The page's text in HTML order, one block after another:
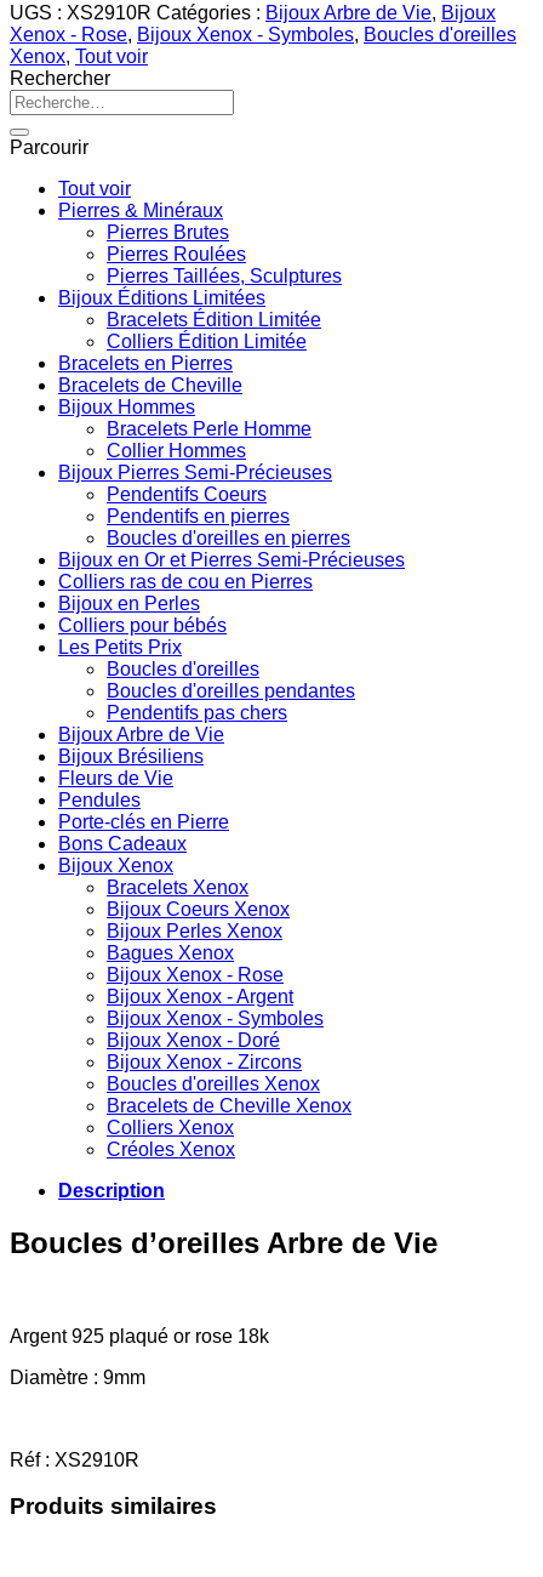
UGS : XS2910R Catégories : Bijoux Arbre de Vie, Bijoux
Xenox - Rose, Bijoux Xenox - Symboles, Boucles d'oreilles
Xenox, Tout voir
Rechercher
Recherche
pour :
Parcourir
Tout voir
Pierres & Minéraux
Pierres Brutes
Pierres Roulées
Pierres Taillées, Sculptures
Bijoux Éditions Limitées
Bracelets Édition Limitée
Colliers Édition Limitée
Bracelets en Pierres
Bracelets de Cheville
Bijoux Hommes
Bracelets Perle Homme
Collier Hommes
Bijoux Pierres Semi-Précieuses
Pendentifs Coeurs
Pendentifs en pierres
Boucles d'oreilles en pierres
Bijoux en Or et Pierres Semi-Précieuses
Colliers ras de cou en Pierres
Bijoux en Perles
Colliers pour bébés
Les Petits Prix
Boucles d'oreilles
Boucles d'oreilles pendantes
Pendentifs pas chers
Bijoux Arbre de Vie
Bijoux Brésiliens
Fleurs de Vie
Pendules
Porte-clés en Pierre
Bons Cadeaux
Bijoux Xenox
Bracelets Xenox
Bijoux Coeurs Xenox
Bijoux Perles Xenox
Bagues Xenox
Bijoux Xenox - Rose
Bijoux Xenox - Argent
Bijoux Xenox - Symboles
Bijoux Xenox - Doré
Bijoux Xenox - Zircons
Boucles d'oreilles Xenox
Bracelets de Cheville Xenox
Colliers Xenox
Créoles Xenox
Description
Boucles d’oreilles Arbre de Vie
Argent 925 plaqué or rose 18k
Diamètre : 9mm
Réf : XS2910R
Produits similaires